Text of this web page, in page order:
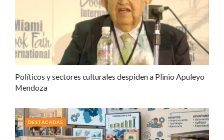
Políticos y sectores culturales despiden a Plinio Apuleyo
Mendoza
DESTACADAS